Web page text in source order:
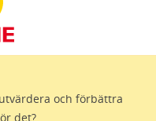
och förbättra
det?
som bor i Skåne
Genom